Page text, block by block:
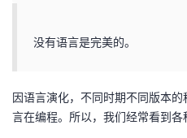
页
开
的
我
没有语言是完美的。
因语言演化，不同时期不同版本
言在编程。所以，我们经常看到各